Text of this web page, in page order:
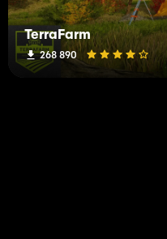
TerraFarm
268 890